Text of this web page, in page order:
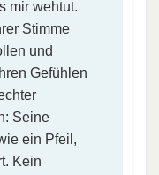
mir wehtut.
Stimme
und
Gefühlen
Seine
ein Pfeil,
Kein